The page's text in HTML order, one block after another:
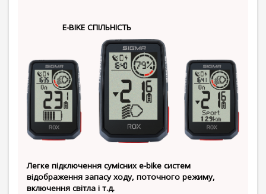
E-BIKE СПІЛЬНІСТЬ
Легке підключення сумісних e-bike систем
відображення запасу ходу, поточного режиму,
включення світла і т.д.